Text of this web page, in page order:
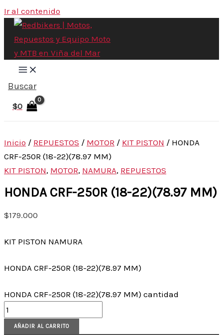
Ir al contenido
Buscar
$0
Inicio / REPUESTOS / MOTOR / KIT PISTON / HONDA
CRF-250R (18-22)(78.97 MM)
KIT PISTON, MOTOR, NAMURA, REPUESTOS
HONDA CRF-250R (18-22)(78.97 MM)
$179.000
KIT PISTON NAMURA
HONDA CRF-250R (18-22)(78.97 MM)
HONDA CRF-250R (18-22)(78.97 MM) cantidad
AÑADIR AL CARRITO